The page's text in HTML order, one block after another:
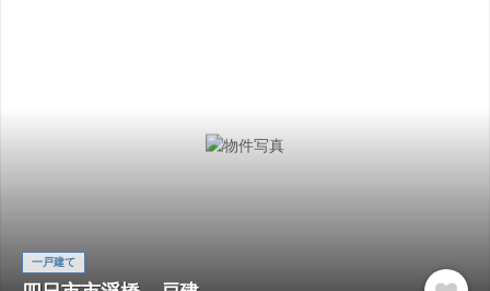
一戸建て